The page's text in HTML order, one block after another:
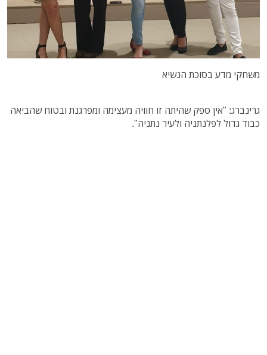
משחקי מדע בסוכת הנשיא
גרינברג: "אין ספק שהיתה זו חוויה מעצימה ומפרגנת ובטוח שהביאה
כבוד גדול לפלנתניה ולעיר נתניה".